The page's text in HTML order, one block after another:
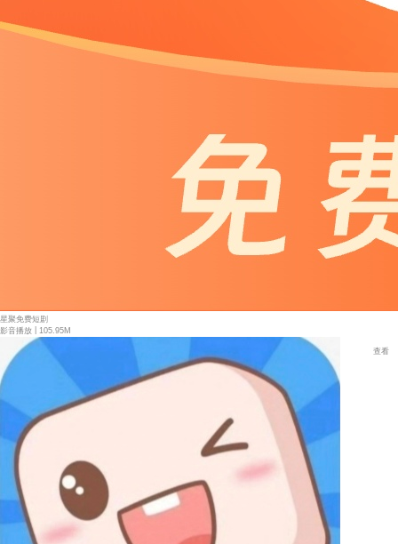
星聚免费短剧
影音播放
105.95M
查看